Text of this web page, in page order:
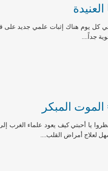
كل يوم هناك إثبات علمي جديد على
جداً....
المبكر
يا أحبتي كيف يعود علماء الغرب
لعلاج أمراض القلب....